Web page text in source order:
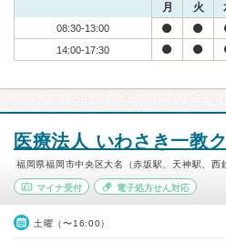
月 火
08:30-13:00
14:00-17:30
医療法人 いわさき一教
福岡県福岡市中央区大名（赤坂駅、天神駅、西
マイナ受付 電子処方せん対応
土曜（〜16:00）